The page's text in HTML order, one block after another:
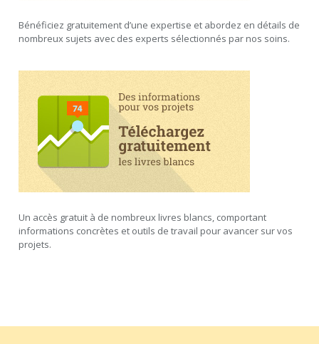
Bénéficiez gratuitement d’une expertise et abordez en détails de
nombreux sujets avec des experts sélectionnés par nos soins.
Un accès gratuit à de nombreux livres blancs, comportant
informations concrètes et outils de travail pour avancer sur vos
projets.